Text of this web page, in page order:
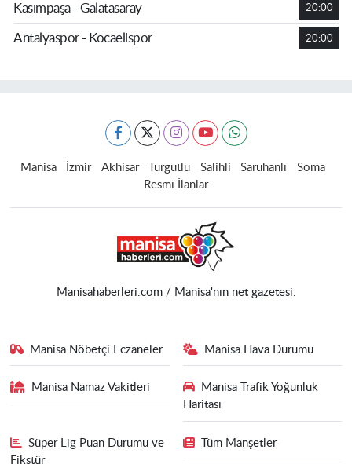
Kasımpaşa - Galatasaray 20:00
Antalyaspor - Kocaelispor 20:00
Manisa İzmir Akhisar Turgutlu Salihli Saruhanlı
Soma
Resmi İlanlar
Manisahaberleri.com / Manisa'nın net gazetesi.
Manisa Nöbetçi Eczaneler Manisa Hava Durumu
Manisa Namaz Vakitleri
Manisa Trafik Yoğunluk
Haritası
Süper Lig Puan Durumu ve
Fikstür
Tüm Manşetler